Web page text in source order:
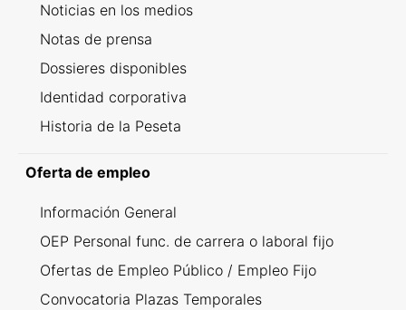
Noticias en los medios
Notas de prensa
Dossieres disponibles
Identidad corporativa
Historia de la Peseta
Oferta de empleo
Información General
OEP Personal func. de carrera o laboral fijo
Ofertas de Empleo Público / Empleo Fijo
Convocatoria Plazas Temporales